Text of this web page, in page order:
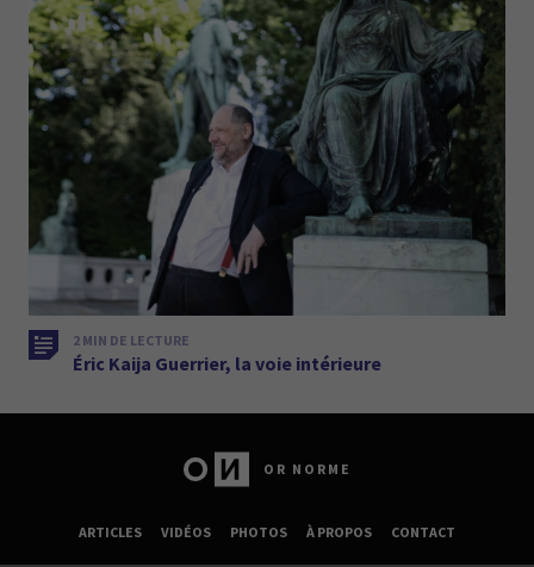
2 MIN DE LECTURE
Éric Kaija Guerrier, la voie intérieure
OR NORME
ARTICLES VIDÉOS PHOTOS À PROPOS CONTACT